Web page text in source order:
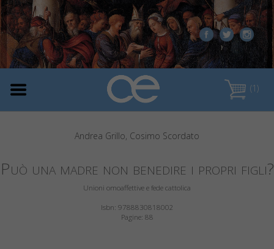
(1)
Andrea Grillo, Cosimo Scordato
Può una madre non benedire i propri figli?
Unioni omoaffettive e fede cattolica
Isbn: 9788830818002
Pagine: 88